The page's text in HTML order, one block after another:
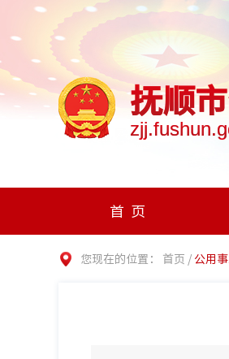
抚顺
首页
您现在的位置： 首页 / 公用